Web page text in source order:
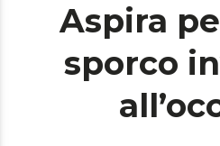
Aspira
sporco